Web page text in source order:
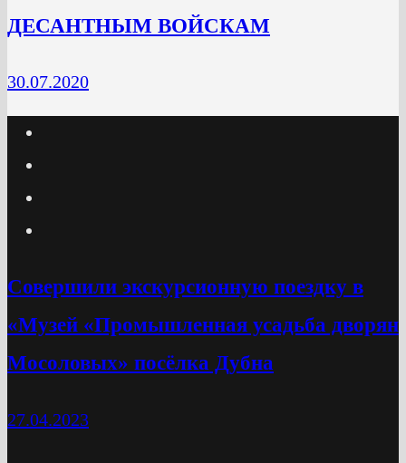
ДЕСАНТНЫМ ВОЙСКАМ
30.07.2020
Cовершили экскурсионную поездку в
«Музей «Промышленная усадьба дворян
Мосоловых» посёлка Дубна
27.04.2023